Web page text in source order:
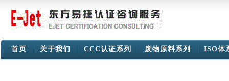
首页 关于我们 CCC认证系列 废物原料系列 ISO体